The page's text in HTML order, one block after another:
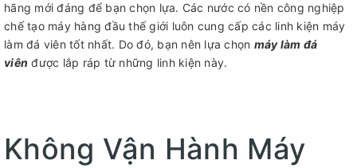
hãng mới đáng để bạn chọn lựa. Các nước có nền công nghiệp
chế tạo máy hàng đầu thế giới luôn cung cấp các linh kiện máy
làm đá viên tốt nhất. Do đó, bạn nên lựa chọn máy làm đá
viên được lắp ráp từ những linh kiện này.
Không Vận Hành Máy